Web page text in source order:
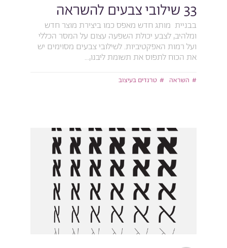
33 שילובי צבעים להשראה
בבניית מותג חדש מאפס כמו ביצירת מוצר חדש
ומלהיב, לצבע יכולת השפעה עצום על המסר הכללי
ועל רמות האפקטיביות. לשילובי צבעים מסוימים יש
את הכוח לתפוס את תשומת ליבנו,...
השראה טרנדים בעיצוב